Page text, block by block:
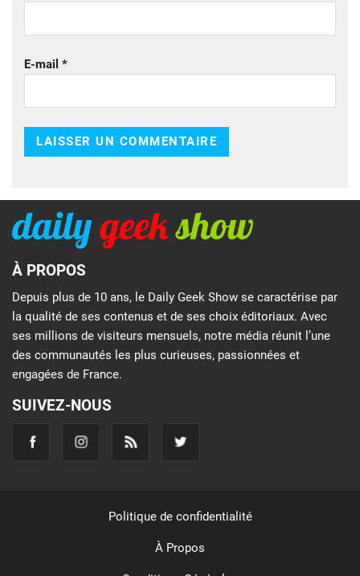
E-mail *
À PROPOS
Depuis plus de 10 ans, le Daily Geek Show se caractérise par
la qualité de ses contenus et de ses choix éditoriaux. Avec
ses millions de visiteurs mensuels, notre média réunit l’une
des communautés les plus curieuses, passionnées et
engagées de France.
SUIVEZ-NOUS
Politique de confidentialité
À Propos